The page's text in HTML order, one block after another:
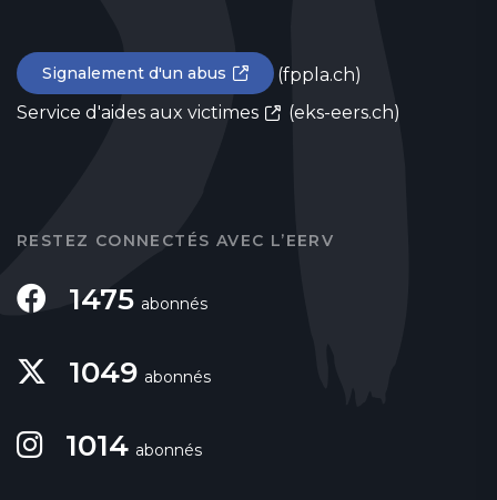
Signalement d'un abus
(fppla.ch)
Service d'aides aux victimes
(eks-eers.ch)
RESTEZ CONNECTÉS AVEC L’EERV
1475 abonnés
1049 abonnés
1014 abonnés